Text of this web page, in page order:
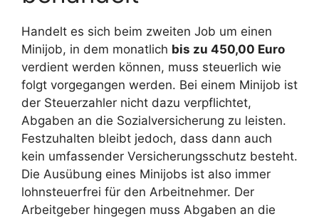
Handelt es sich beim zweiten Job um einen
Minijob, in dem monatlich bis zu 450,00 Euro
verdient werden können, muss steuerlich wie
folgt vorgegangen werden. Bei einem Minijob ist
der Steuerzahler nicht dazu verpflichtet,
Abgaben an die Sozialversicherung zu leisten.
Festzuhalten bleibt jedoch, dass dann auch
kein umfassender Versicherungsschutz besteht.
Die Ausübung eines Minijobs ist also immer
lohnsteuerfrei für den Arbeitnehmer. Der
Arbeitgeber hingegen muss Abgaben an die